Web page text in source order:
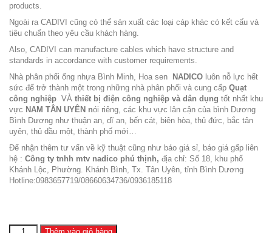
products.
Ngoài ra CADIVI cũng có thể sản xuất các loại cáp khác có kết cấu và
tiêu chuẩn theo yêu cầu khách hàng.
Also, CADIVI can manufacture cables which have structure and
standards in accordance with customer requirements.
Nhà phân phối ống nhựa Bình Minh, Hoa sen NADICO luôn nỗ lực hết
sức để trở thành một trong những nhà phân phối và cung cấp Quạt
công nghiệp VÀ thiết bị điện công nghiệp và dân dụng tốt nhất khu
vực NAM TÂN UYÊN nói riêng, các khu vực lân cận của bình Dương
Bình Dương như thuận an, dĩ an, bến cát, biên hòa, thủ đức, bắc tân
uyên, thủ dầu một, thành phố mới…
Để nhận thêm tư vấn về kỹ thuật cũng như báo giá sỉ, báo giá gấp liên
hệ : Công ty tnhh mtv nadico phú thịnh, địa chỉ: Số 18, khu phố
Khánh Lộc, Phường. Khánh Bình, Tx. Tân Uyên, tỉnh Bình Dương
Hotline:0983657719/08660634736/0936185118
dây
Thêm vào giỏ hàng